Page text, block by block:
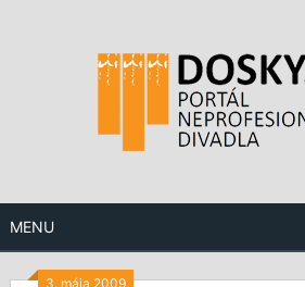
MENU
3. mája 2009